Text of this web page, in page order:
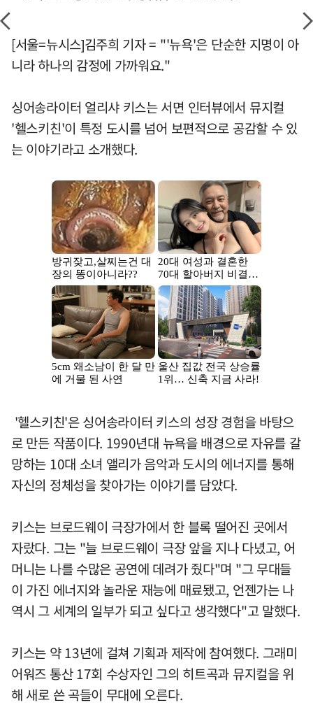
[서울=뉴시스]김주희 기자 = "'뉴욕'은 단순한 지명이 아
니라 하나의 감정에 가까워요."
싱어송라이터 얼리샤 키스는 서면 인터뷰에서 뮤지컬
'헬스키친'이 특정 도시를 넘어 보편적으로 공감할 수 있
는 이야기라고 소개했다.
'헬스키친'은 싱어송라이터 키스의 성장 경험을 바탕으
로 만든 작품이다. 1990년대 뉴욕을 배경으로 자유를 갈
망하는 10대 소녀 앨리가 음악과 도시의 에너지를 통해
자신의 정체성을 찾아가는 이야기를 담았다.
키스는 브로드웨이 극장가에서 한 블록 떨어진 곳에서
자랐다. 그는 "늘 브로드웨이 극장 앞을 지나 다녔고, 어
머니는 나를 수많은 공연에 데려가 줬다"며 "그 무대들
이 가진 에너지와 놀라운 재능에 매료됐고, 언젠가는 나
역시 그 세계의 일부가 되고 싶다고 생각했다"고 말했다.
키스는 약 13년에 걸쳐 기획과 제작에 참여했다. 그래미
어워즈 통산 17회 수상자인 그의 히트곡과 뮤지컬을 위
해 새로 쓴 곡들이 무대에 오른다.